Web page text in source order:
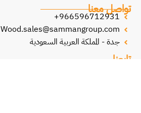
تواصل معنا
966596712931+
Wood.sales@sammangroup.com
جدة - المملكة العربية السعودية
تابعنا